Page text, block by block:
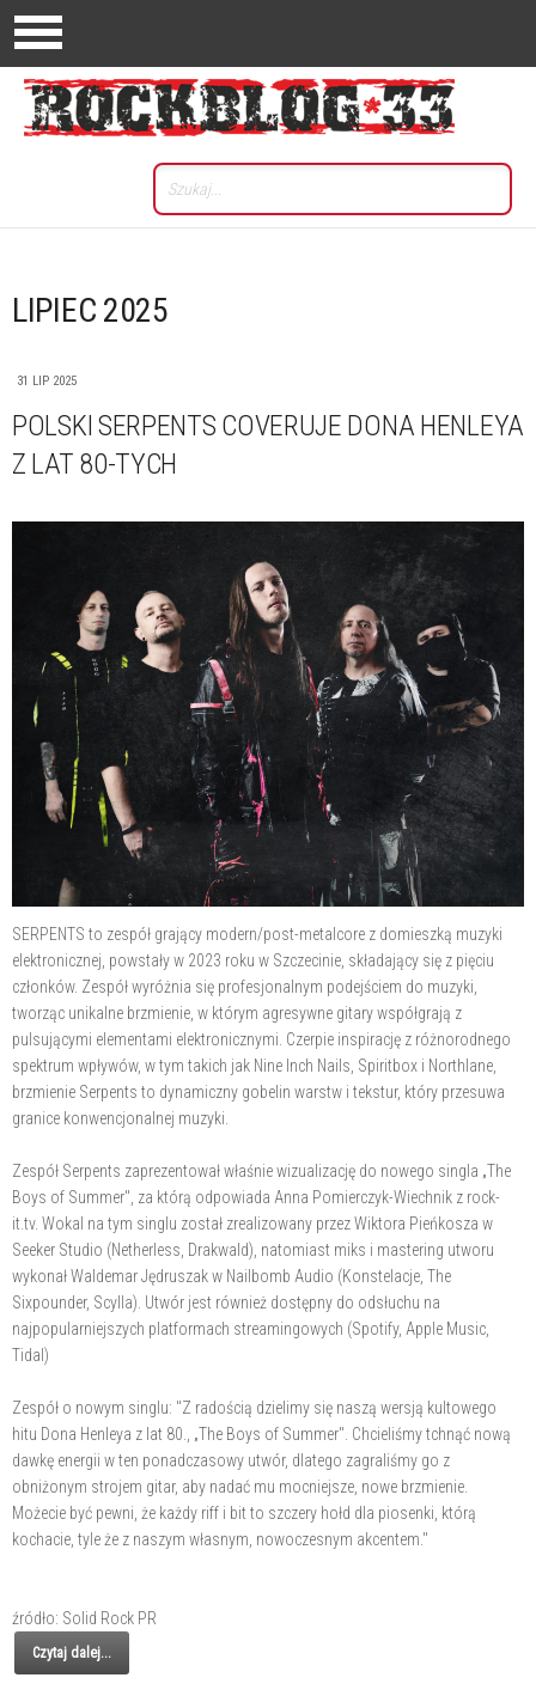
LIPIEC 2025
31 LIP 2025
POLSKI SERPENTS COVERUJE DONA HENLEYA
Z LAT 80-TYCH
SERPENTS to zespół grający modern/post-metalcore z domieszką muzyki
elektronicznej, powstały w 2023 roku w Szczecinie, składający się z pięciu
członków. Zespół wyróżnia się profesjonalnym podejściem do muzyki,
tworząc unikalne brzmienie, w którym agresywne gitary współgrają z
pulsującymi elementami elektronicznymi. Czerpie inspirację z różnorodnego
spektrum wpływów, w tym takich jak Nine Inch Nails, Spiritbox i Northlane,
brzmienie Serpents to dynamiczny gobelin warstw i tekstur, który przesuwa
granice konwencjonalnej muzyki.
Zespół Serpents zaprezentował właśnie wizualizację do nowego singla „The
Boys of Summer", za którą odpowiada Anna Pomierczyk-Wiechnik z rock-
it.tv. Wokal na tym singlu został zrealizowany przez Wiktora Pieńkosza w
Seeker Studio (Netherless, Drakwald), natomiast miks i mastering utworu
wykonał Waldemar Jędruszak w Nailbomb Audio (Konstelacje, The
Sixpounder, Scylla). Utwór jest również dostępny do odsłuchu na
najpopularniejszych platformach streamingowych (Spotify, Apple Music,
Tidal)
Zespół o nowym singlu: "Z radością dzielimy się naszą wersją kultowego
hitu Dona Henleya z lat 80., „The Boys of Summer". Chcieliśmy tchnąć nową
dawkę energii w ten ponadczasowy utwór, dlatego zagraliśmy go z
obniżonym strojem gitar, aby nadać mu mocniejsze, nowe brzmienie.
Możecie być pewni, że każdy riff i bit to szczery hołd dla piosenki, którą
kochacie, tyle że z naszym własnym, nowoczesnym akcentem."
źródło: Solid Rock PR
Czytaj dalej...